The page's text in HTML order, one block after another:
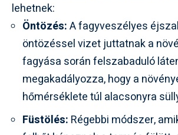
lehetnek:
Öntözés:A fagyveszélyes
öntözéssel vizet juttatnak a
fagyása során felszabaduló
megakadályozza, hogy a
hőmérséklete túl alacsonyra
Füstölés: Régebbi módszer,